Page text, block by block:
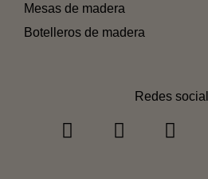
Mesas de madera
Botelleros de madera
Redes